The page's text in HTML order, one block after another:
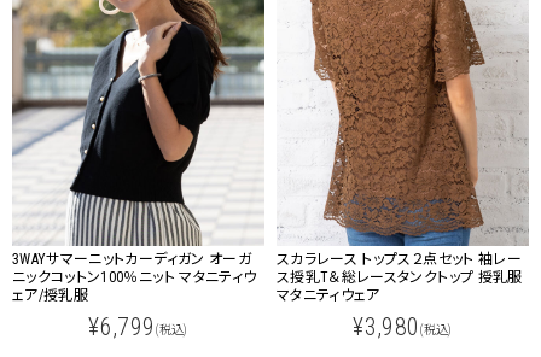
3WAYサマーニットカーディガン オーガ
ニックコットン100％ニット マタニティウ
ェア/授乳服
¥6,799 (税込)
スカラレース トップス２点セット 袖レー
ス授乳T＆総レースタンクトップ 授乳服
マタニティウェア
¥3,980 (税込)